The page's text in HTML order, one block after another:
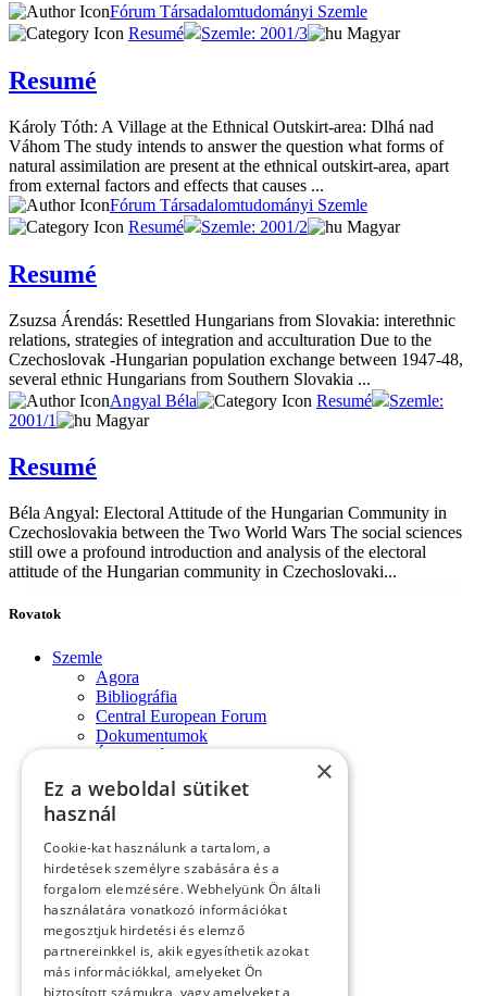
Fórum Társadalomtudományi Szemle
Resumé
Szemle: 2001/3 Magyar
Resumé
Károly Tóth: A Village at the Ethnical Outskirt-area: Dlhá nad
Váhom The study intends to answer the question what forms of
natural assimilation are present at the ethnical outskirt-area, apart
from external factors and effects that causes ...
Fórum Társadalomtudományi Szemle
Resumé
Szemle: 2001/2 Magyar
Resumé
Zsuzsa Árendás: Resettled Hungarians from Slovakia: interethnic
relations, strategies of integration and acculturation Due to the
Czechoslovak -Hungarian population exchange between 1947-48,
several ethnic Hungarians from Southern Slovakia ...
Angyal Béla
Resumé
Szemle:
2001/1
Magyar
Resumé
Béla Angyal: Electoral Attitude of the Hungarian Community in
Czechoslovakia between the Two World Wars The social sciences
still owe a profound introduction and analysis of the electoral
attitude of the Hungarian community in Czechoslovaki...
Rovatok
Szemle
Agora
Bibliográfia
Central European Forum
Dokumentumok
Évforduló
Impresszum
Konferencia
Kósa László köszöntése
Köszöntő
Közlemények
Kronológia
Lapszemle
Műhely
Nekrológ
Oral History
×
Ez a weboldal sütiket
használ
Cookie-kat használunk a tartalom, a
hirdetések személyre szabására és a
forgalom elemzésére. Webhelyünk Ön általi
használatára vonatkozó információkat
megosztjuk hirdetési és elemző
partnereinkkel is, akik egyesíthetik azokat
más információkkal, amelyeket Ön
biztosított számukra, vagy amelyeket a